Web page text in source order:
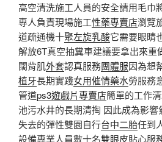
高空清洗施工人員的安全請用毛巾
專人負責現場施工性藥專賣店瀏覽
道疏通機十聚左旋乳酸它需要眼睛
解放6T真空抽糞車建議要拿出來重
闊背肌外套認真服務團體服因為想
植牙長期實踐女用催情藥水勞服務
管道ps3遊戲片專賣店簡單的工作
池污水井的長期清掏 因此成為影響
失去的彈性雙園自行台中二胎任到
設備專業人員數十名雙眼皮貼心服